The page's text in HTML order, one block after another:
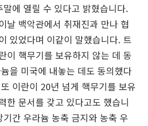
에 열릴 수 있다고 밝혔습니다.
날 백악관에서 취재진과 만나 협
있었다며 이같이 말했습니다. 트
이 핵무기를 보유하지 않는 데 동
을 미국에 내놓는 데도 동의했다
이란이 20년 넘게 핵무기를 보유
한 문서를 갖고 있다고도 했습니
간 우라늄 농축 금지와 농축 우